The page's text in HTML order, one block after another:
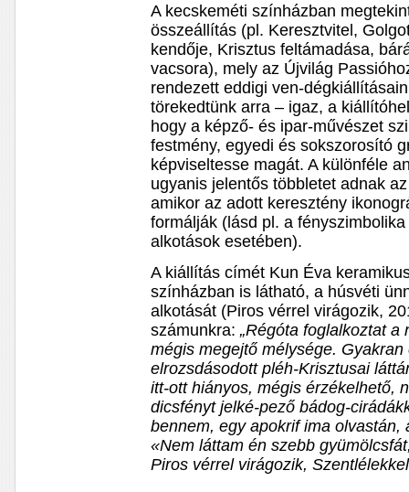
A kecskeméti színházban
összeállítás (pl. Keresztvitel,
kendője, Krisztus feltámadása,
vacsora), mely az Újvilág
rendezett eddigi ven-
törekedtünk arra – igaz, a
hogy a képző- és ipar-művészet
festmény, egyedi és sokszorosító
képviseltesse magát. A különféle
ugyanis jelentős többletet adnak
amikor az adott keresztény
formálják (lásd pl. a
alkotások esetében).
A kiállítás címét Kun Éva
színházban is látható, a húsvéti
alkotását (Piros vérrel virágozik,
számunkra:„Régóta foglalkoztat
mégis megejtő mélysége.
elrozsdásodott pléh-Krisztusai
itt-ott hiányos, mégis érzékelhető,
dicsfényt jelké-pező bádog-
bennem, egy apokrif ima
«Nem láttam én szebb
Piros vérrel virágozik,